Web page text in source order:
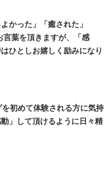
かった」「癒された」
葉を頂きますが、「感
ひとしお嬉しく励みになり
初めて体験される方に気持
」して頂けるように日々精